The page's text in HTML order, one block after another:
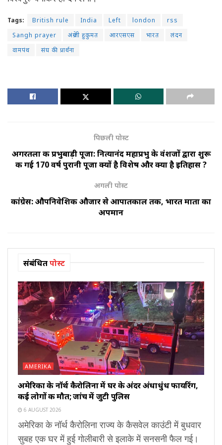
Tags: British rule India Left london
rss
Sangh prayer
अंग्रेजी हुकुमत आरएसएस भारत
लंदन
वामपंथ
संघ की प्रार्थना
पिछली पोस्ट
अगरतला की प्रभुबाड़ी पूजा: नित्यानंद महाप्रभु के वंशजों द्वारा शुरू
की गई 170 वर्ष पुरानी पूजा क्यों है विशेष और क्या है इतिहास ?
अगली पोस्ट
कांग्रेस: औपनिवेशिक औजार से आपातकाल तक, भारत माता का
अपमान
संबंधितपोस्ट
AMERIKA
अमेरिका के नॉर्थ कैरोलिना में घर के अंदर अंधाधुंध फायरिंग,
कई लोगों की मौत; जांच में जुटी पुलिस
6 AUGUST 2026
अमेरिका के नॉर्थ कैरोलिना राज्य के कैसवेल काउंटी में बुधवार
सुबह एक घर में हुई गोलीबारी से इलाके में सनसनी फैल गई।